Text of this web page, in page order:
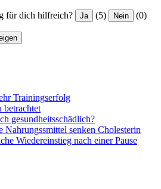
für dich hilfreich? Ja (5) Nein (0)
Trainingserfolg
betrachtet
gesundheitsschädlich?
Nahrungssmittel senken Cholesterin
Wiedereinstieg nach einer Pause